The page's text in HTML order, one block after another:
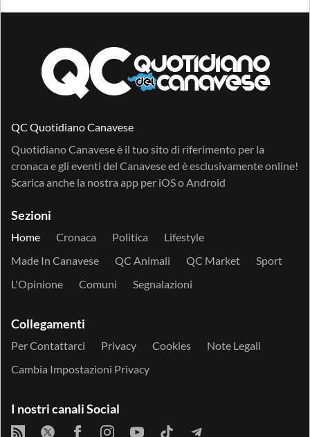
QC Quotidiano Canavese
Quotidiano Canavese è il tuo sito di riferimento per la
cronaca e gli eventi del Canavese ed è esclusivamente online!
Scarica anche la nostra app per iOSoAndroid
Sezioni
Home Cronaca Politica
Lifestyle
Made In Canavese
QC Animali QC Market
Sport
L'Opinione
Comuni Segnalazioni
Collegamenti
Per Contattarci Privacy Cookies
Note Legali
Cambia Impostazioni Privacy
I nostri canali Social